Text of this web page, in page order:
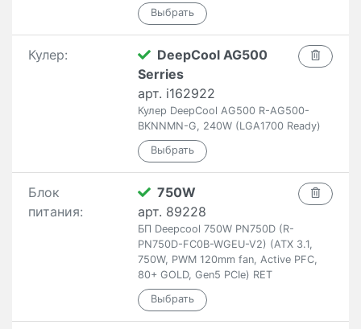
Кулер:
DeepCool AG500
Serries
арт. i162922
Кулер DeepCool AG500 R-AG500-
BKNNMN-G, 240W (LGA1700 Ready)
Блок
питания:
750W
арт. 89228
БП Deepcool 750W PN750D (R-
PN750D-FC0B-WGEU-V2) (ATX 3.1,
750W, PWM 120mm fan, Active PFC,
80+ GOLD, Gen5 PCIe) RET